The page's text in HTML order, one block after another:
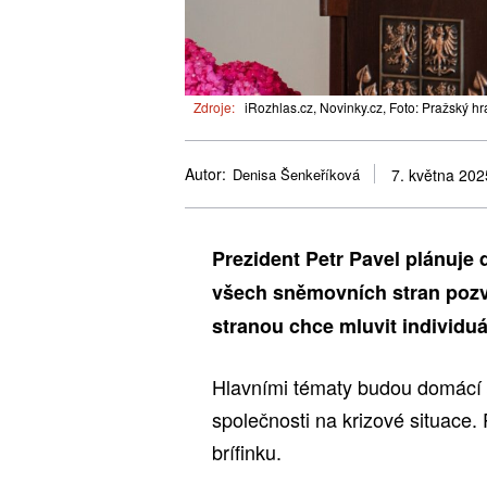
Zdroje: iRozhlas.cz, Novinky.cz, Foto: Pražský
Autor: Denisa Šenkeříková 7. května
Prezident Petr Pavel
všech sněmovních stran
stranou chce mluvit
Hlavními tématy budou
společnosti na krizové
brífinku.